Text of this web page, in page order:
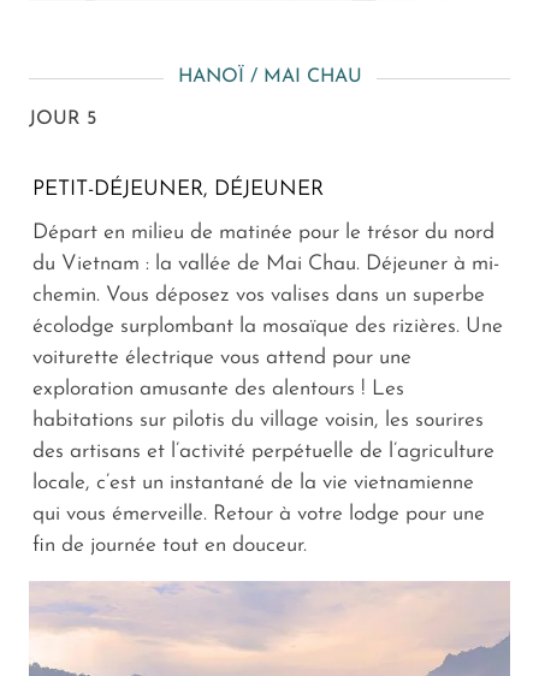
HANOÏ / MAI CHAU
JOUR 5
PETIT-DÉJEUNER, DÉJEUNER
Départ en milieu de matinée pour le trésor du nord
du Vietnam : la vallée de Mai Chau. Déjeuner à mi-
chemin. Vous déposez vos valises dans un superbe
écolodge surplombant la mosaïque des rizières. Une
voiturette électrique vous attend pour une
exploration amusante des alentours ! Les
habitations sur pilotis du village voisin, les sourires
des artisans et l’activité perpétuelle de l’agriculture
locale, c’est un instantané de la vie vietnamienne
qui vous émerveille. Retour à votre lodge pour une
fin de journée tout en douceur.